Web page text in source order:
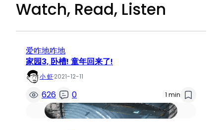
Watch, Read, Listen
爱咋地咋地
家园3, 卧槽! 童年回来了!
小 虾·2021-12-11
626 0 1 min